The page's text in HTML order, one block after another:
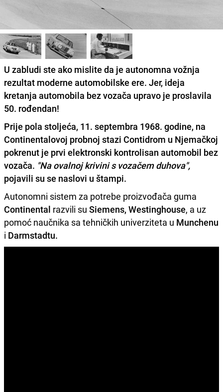
U zabludi ste ako mislite da je autonomna vožnja
rezultat moderne automobilske ere. Jer, ideja
kretanja automobila bez vozača upravo je proslavila
50. rođendan!
Prije pola stoljeća, 11. septembra 1968. godine, na
Continentalovoj probnoj stazi Contidrom u Njemačkoj
pokrenut je prvi elektronski kontrolisan automobil bez
vozača. "Na ovalnoj krivini s vozačem duhova",
pojavili su se naslovi u štampi.
Autonomni sistem za potrebe proizvođača guma
Continental razvili su Siemens, Westinghouse, a uz
pomoć naučnika sa tehničkih univerziteta u Munchenu
i Darmstadtu.